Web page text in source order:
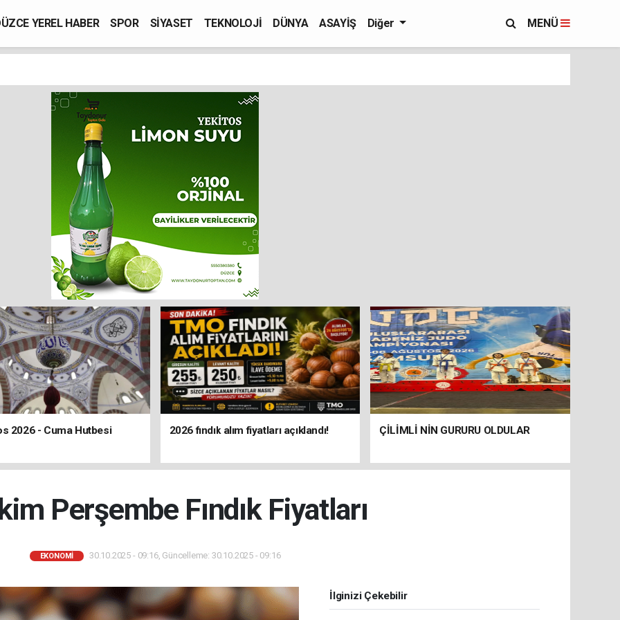
YEREL HABER SPOR SİYASET TEKNOLOJİ DÜNYA ASAYİŞ Diğer MENÜ
2026 - Cuma Hutbesi 2026 fındık alım fiyatları açıklandı! ÇİLİMLİ NİN GURURU OLDULAR
Perşembe Fındık Fiyatları
EKONOMİ 30.10.2025 - 09:16, Güncelleme: 30.10.2025 - 09:16
İlginizi Çekebilir